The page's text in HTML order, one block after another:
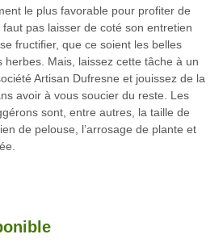
le plus favorable pour profiter de
pas laisser de coté son entretien
fructifier, que ce soient les belles
herbes. Mais, laissez cette tâche à un
Artisan Dufresne et jouissez de la
avoir à vous soucier du reste. Les
sont, entre autres, la taille de
de pelouse, l’arrosage de plante et